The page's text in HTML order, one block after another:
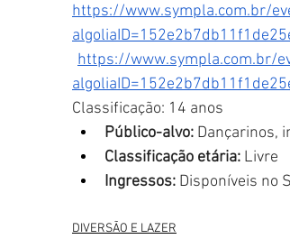
https://www.sympla.com.br/
https://www.sympla.com.br/
Classificação: 14 anos
Público-alvo: Dançarinos,
Classificação etária: Livre
Ingressos: Disponíveis no
DIVERSÃO E LAZER